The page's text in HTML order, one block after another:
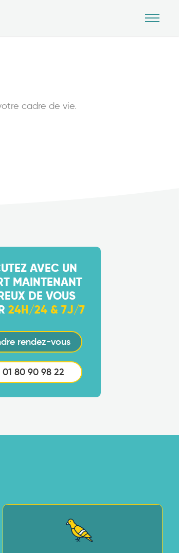
cadre de vie.
AVEC UN
MAINTENANT
DE VOUS
24H/24 & 7J/7
rendez-vous
01 80 90 98 22